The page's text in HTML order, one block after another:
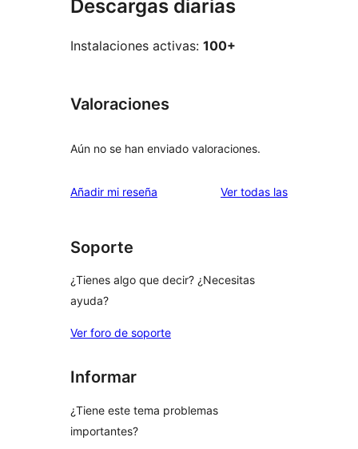
Descargas diarias
Instalaciones activas: 100+
Valoraciones
Aún no se han enviado valoraciones.
Añadir mi reseña Ver todas lasvaloraciones
Soporte
¿Tienes algo que decir? ¿Necesitas
ayuda?
Ver foro de soporte
Informar
¿Tiene este tema problemas
importantes?